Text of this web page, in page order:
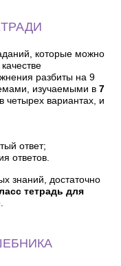
которые можно
разбиты на 9
изучаемыми в 7
четырех вариантах, и
ответ;
ответов.
знаний, достаточно
тетрадь для